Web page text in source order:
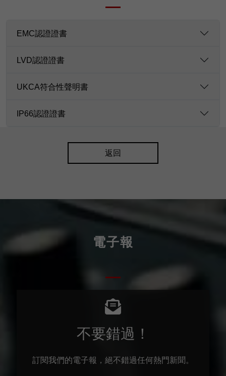
EMC認證證書
LVD認證證書
UKCA符合性聲明書
IP66認證證書
返回
電子報
不要錯過！
訂閱我們的電子報，絕不錯過任何熱門新聞。